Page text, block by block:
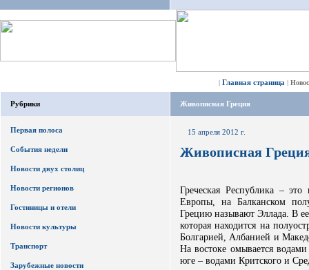
| Главная страница |
Рубрики
Первая полоса
События недели
Новости двух столиц
Новости регионов
Гостиницы и отели
Новости культуры
Транспорт
Зарубежные новости
Живописная Греция
15 апреля 2012 г.
Живописная
Греческая Республика –
Европы, на Балканском
Грецию называют Эллада. В
которая находится на
Болгарией, Албанией и
На востоке омывается
юге – водами Критского и